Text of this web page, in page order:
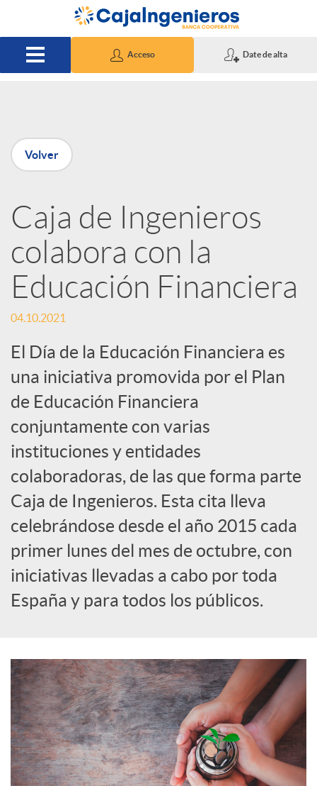
Saltar al contenido principal
Acceso Date de alta
P
u
b
l
i
c
a
d
o
r
d
c
o
n
Volver
Caja de Ingenieros
colabora con la
Educación Financiera
04.10.2021
El Día de la Educación Financiera es
una iniciativa promovida por el Plan
de Educación Financiera
conjuntamente con varias
instituciones y entidades
colaboradoras, de las que forma parte
Caja de Ingenieros. Esta cita lleva
celebrándose desde el año 2015 cada
primer lunes del mes de octubre, con
iniciativas llevadas a cabo por toda
España y para todos los públicos.